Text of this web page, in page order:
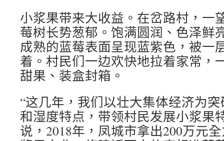
小浆果带来大收益。在岔路村，一
莓树长势葱郁。饱满圆润、色泽鲜
成熟的蓝莓表面呈现蓝紫色，被一
着。村民们一边欢快地拉着家常，
甜果、装盒封箱。
“这几年，我们以壮大集体经济为
和湿度特点，带领村民发展小浆果
说，2018年，凤城市拿出200万元